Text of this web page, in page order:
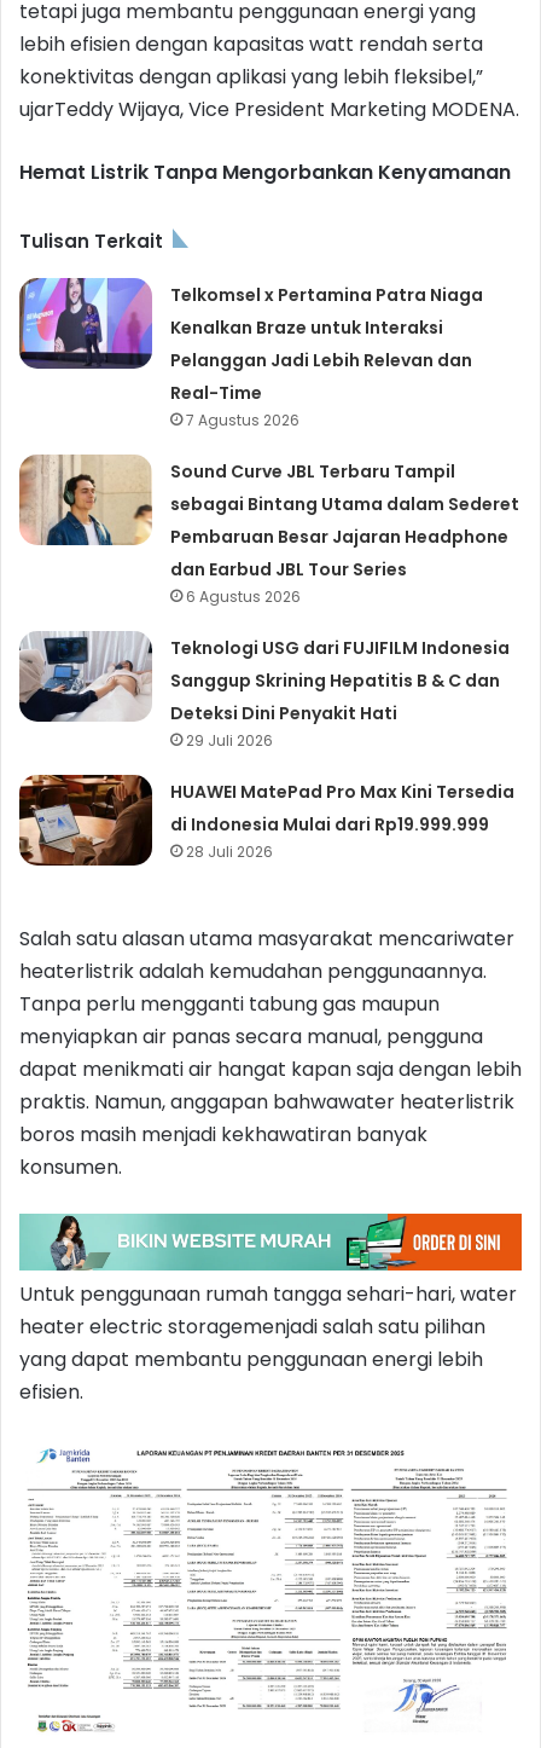
tetapi juga membantu penggunaan energi yang
lebih efisien dengan kapasitas watt rendah serta
konektivitas dengan aplikasi yang lebih fleksibel,”
ujarTeddy Wijaya, Vice President Marketing MODENA.
Hemat Listrik Tanpa Mengorbankan Kenyamanan
Tulisan Terkait
Telkomsel x Pertamina Patra Niaga
Kenalkan Braze untuk Interaksi
Pelanggan Jadi Lebih Relevan dan
Real-Time
7 Agustus 2026
Sound Curve JBL Terbaru Tampil
sebagai Bintang Utama dalam Sederet
Pembaruan Besar Jajaran Headphone
dan Earbud JBL Tour Series
6 Agustus 2026
Teknologi USG dari FUJIFILM Indonesia
Sanggup Skrining Hepatitis B & C dan
Deteksi Dini Penyakit Hati
29 Juli 2026
HUAWEI MatePad Pro Max Kini Tersedia
di Indonesia Mulai dari Rp19.999.999
28 Juli 2026
Salah satu alasan utama masyarakat mencariwater
heaterlistrik adalah kemudahan penggunaannya.
Tanpa perlu mengganti tabung gas maupun
menyiapkan air panas secara manual, pengguna
dapat menikmati air hangat kapan saja dengan lebih
praktis. Namun, anggapan bahwawater heaterlistrik
boros masih menjadi kekhawatiran banyak
konsumen.
Untuk penggunaan rumah tangga sehari-hari, water
heater electric storagemenjadi salah satu pilihan
yang dapat membantu penggunaan energi lebih
efisien.